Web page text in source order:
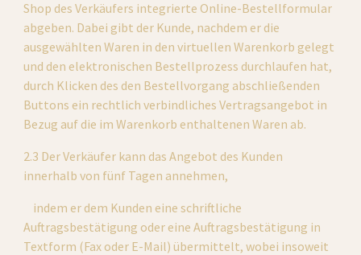
Shop des Verkäufers integrierte Online-Bestellformular
abgeben. Dabei gibt der Kunde, nachdem er die
ausgewählten Waren in den virtuellen Warenkorb gelegt
und den elektronischen Bestellprozess durchlaufen hat,
durch Klicken des den Bestellvorgang abschließenden
Buttons ein rechtlich verbindliches Vertragsangebot in
Bezug auf die im Warenkorb enthaltenen Waren ab.
2.3 Der Verkäufer kann das Angebot des Kunden
innerhalb von fünf Tagen annehmen,
Auftragsbestätigung oder eine Auftragsbestätigung in
Textform (Fax oder E-Mail) übermittelt, wobei insoweit